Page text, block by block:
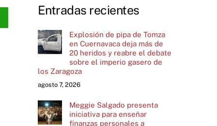
Entradas recientes
Explosión de pipa de Tomza
en Cuernavaca deja más de
20 heridos y reabre el debate
sobre el imperio gasero de
los Zaragoza
agosto 7, 2026
Meggie Salgado presenta
iniciativa para enseñar
finanzas personales a